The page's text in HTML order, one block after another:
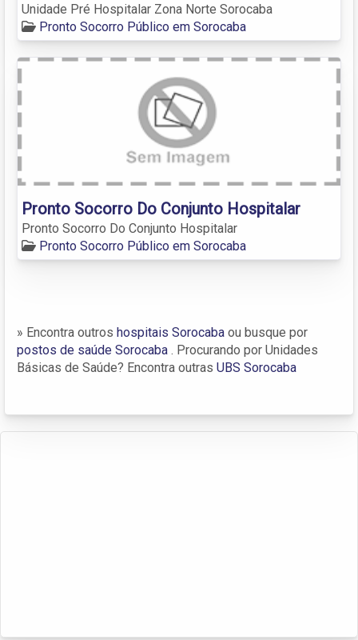
Unidade Pré Hospitalar Zona Norte Sorocaba
Pronto Socorro Público em Sorocaba
Pronto Socorro Do Conjunto Hospitalar
Pronto Socorro Do Conjunto Hospitalar
Pronto Socorro Público em Sorocaba
» Encontra outros hospitais Sorocaba ou busque por
postos de saúde Sorocaba . Procurando por Unidades
Básicas de Saúde? Encontra outras UBS Sorocaba